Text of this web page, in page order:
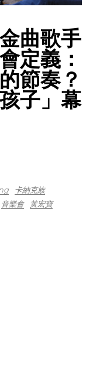
曲歌手
定義：
節奏？
子」幕
卡納克族
音樂會 黃宏寶